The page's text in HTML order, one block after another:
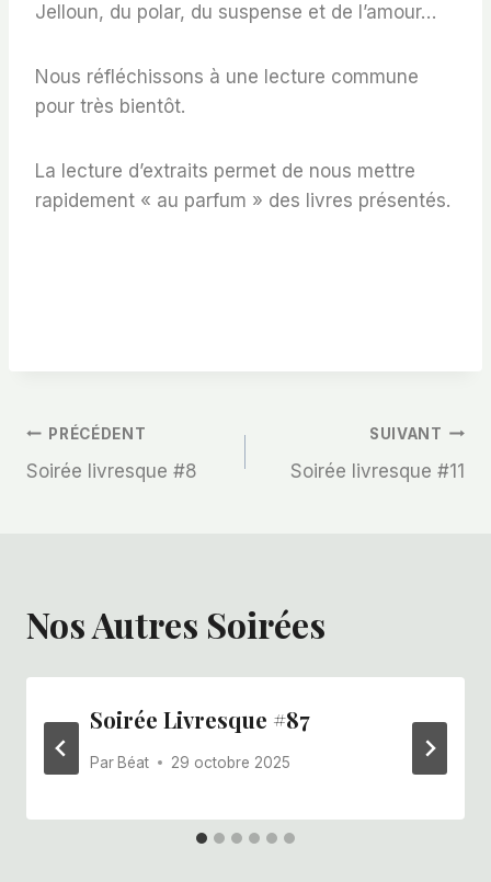
Jelloun, du polar, du suspense et de l’amour…
Nous réfléchissons à une lecture commune
pour très bientôt.
La lecture d’extraits permet de nous mettre
rapidement « au parfum » des livres présentés.
Navigation
PRÉCÉDENT
Soirée livresque #8
SUIVANT
Soirée livresque #11
Nos Autres Soirées
Soirée Livresque #87
Par Béat 29 octobre 2025